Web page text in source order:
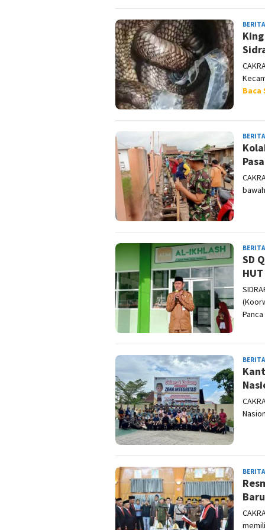
BERITA
Baca
BERITA
BERITA
SD
BERITA
BERITA